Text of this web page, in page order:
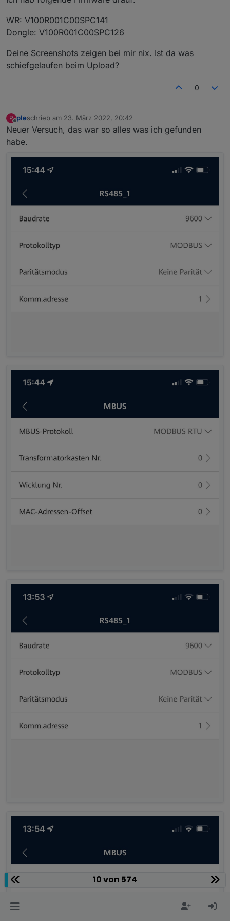
WR: V100R001C00SPC141
Dongle: V100R001C00SPC126
Deine Screenshots zeigen bei mir nix. Ist da was
schiefgelaufen beim Upload?
0
P
Offline
pleschrieb am 23. März 2022, 20:42
zuletzt editiert von
Neuer Versuch, das war so alles was ich gefunden
habe.
10 von 574